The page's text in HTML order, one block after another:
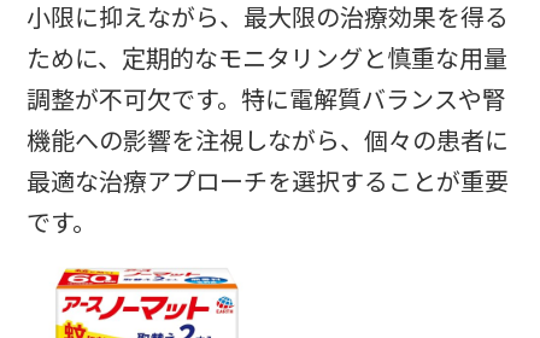
小限に抑えながら、最大限の治療効果を得る
ために、定期的なモニタリングと慎重な用量
調整が不可欠です。特に電解質バランスや腎
機能への影響を注視しながら、個々の患者に
最適な治療アプローチを選択することが重要
です。